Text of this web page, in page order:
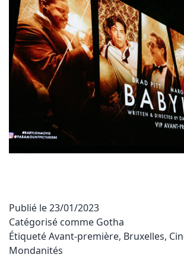
Publié le23/01/2023
Catégorisé comme Gotha
ÉtiquetéAvant-première, Bruxelles,
Mondanités